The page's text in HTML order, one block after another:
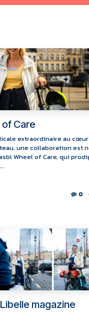
of Care
extraordinaire au
une collaboration est
Wheel of Care, qui
0
magazine